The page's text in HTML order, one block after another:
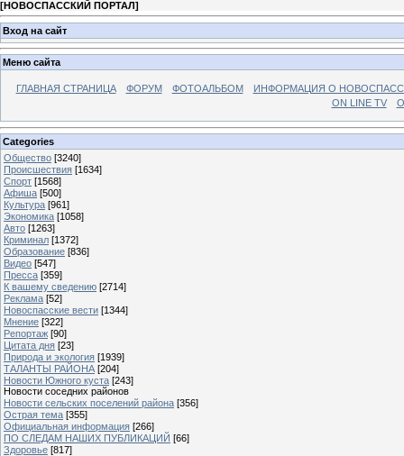
[НОВОСПАССКИЙ ПОРТАЛ]
Вход на сайт
Меню сайта
ГЛАВНАЯ СТРАНИЦА ФОРУМ ФОТОАЛЬБОМ
ИНФОРМАЦИЯ О
ON LINE TV
Categories
Общество [3240]
Происшествия [1634]
Спорт [1568]
Афиша [500]
Культура [961]
Экономика [1058]
Авто [1263]
Криминал [1372]
Образование [836]
Видео [547]
Пресса [359]
К вашему сведению [2714]
Реклама [52]
Новоспасские вести [1344]
Мнение [322]
Репортаж [90]
Цитата дня [23]
Природа и экология [1939]
ТАЛАНТЫ РАЙОНА [204]
Новости Южного куста [243]
Новости соседних районов
Новости сельских поселений района [356]
Острая тема [355]
Официальная информация [266]
ПО СЛЕДАМ НАШИХ ПУБЛИКАЦИЙ [66]
Здоровье [817]